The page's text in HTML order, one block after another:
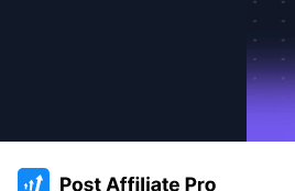
:site.title